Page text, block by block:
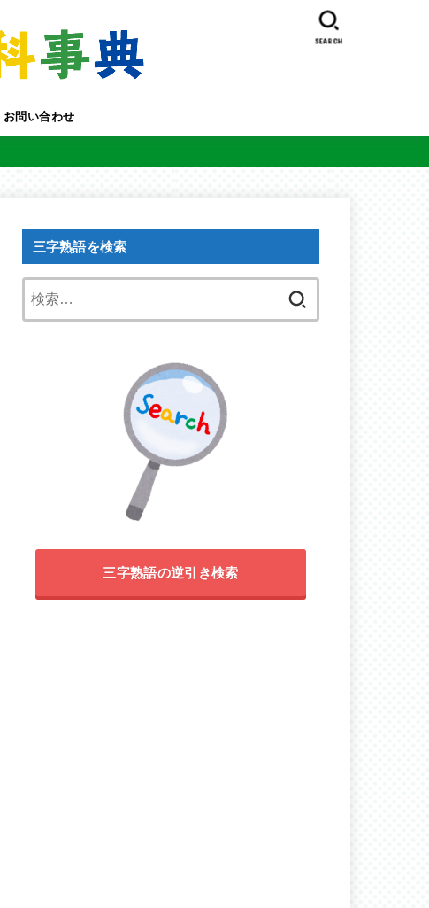
お問い合わせ
SEARCH
三字熟語を検索
三字熟語の逆引き検索